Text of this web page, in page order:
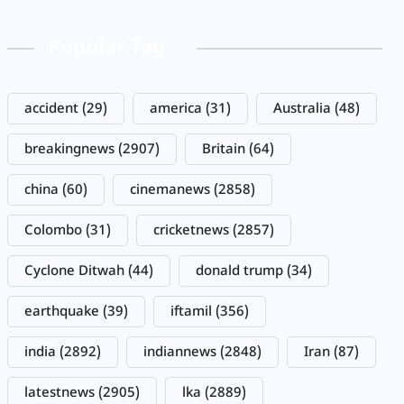
accident (29) america (31) Australia (48)
breakingnews (2907) Britain (64)
china (60) cinemanews (2858)
Colombo (31) cricketnews (2857)
Cyclone Ditwah (44) donald trump (34)
earthquake (39) iftamil (356)
india (2892) indiannews (2848) Iran (87)
latestnews (2905) lka (2889)